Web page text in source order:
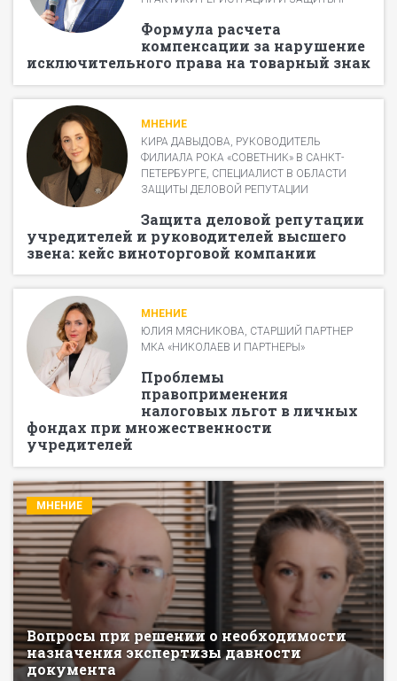
Формула расчета
компенсации за нарушение
исключительного права на товарный знак
МНЕНИЕ
КИРА ДАВЫДОВА, РУКОВОДИТЕЛЬ
ФИЛИАЛА РОКА «СОВЕТНИК» В САНКТ-
ПЕТЕРБУРГЕ, СПЕЦИАЛИСТ В ОБЛАСТИ
ЗАЩИТЫ ДЕЛОВОЙ РЕПУТАЦИИ
Защита деловой репутации
учредителей и руководителей высшего
звена: кейс виноторговой компании
МНЕНИЕ
ЮЛИЯ МЯСНИКОВА, СТАРШИЙ ПАРТНЕР
МКА «НИКОЛАЕВ И ПАРТНЕРЫ»
Проблемы
правоприменения
налоговых льгот в личных
фондах при множественности
учредителей
МНЕНИЕ
Вопросы при решении о необходимости
назначения экспертизы давности
документа